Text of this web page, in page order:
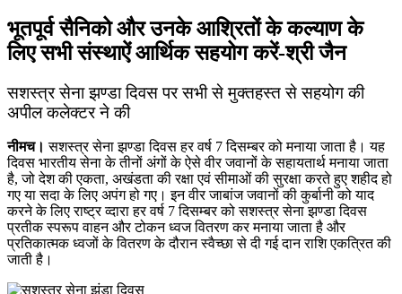
भूतपूर्व सैनिको और उनके आश्रितों के कल्‍याण के
लिए सभी संस्‍थाऐं आर्थिक सहयोग करें-श्री जैन
सशस्‍त्र सेना झण्‍डा दिवस पर सभी से मुक्‍तहस्‍त से सहयोग की
अपील कलेक्‍टर ने की
नीमच। सशस्‍त्र सेना झण्‍डा दिवस हर वर्ष 7 दिसम्‍बर को मनाया जाता है। यह
दिवस भारतीय सेना के तीनों अंगों के ऐसे वीर जवानों के सहायतार्थ मनाया जाता
है, जो देश की एकता, अखंडता की रक्षा एवं सीमाओं की सुरक्षा करते हुए शहीद हो
गए या सदा के लिए अपंग हो गए। इन वीर जाबांज जवानों की कुर्बानी को याद
करने के लिए राष्‍ट्र व्‍दारा हर वर्ष 7 दिसम्‍बर को सशस्‍त्र सेना झण्‍डा दिवस
प्रतीक स्‍परूप वाहन और टोकन ध्‍वज वितरण कर मनाया जाता है और
प्रतिकात्‍मक ध्‍वजों के वितरण के दौरान स्‍वैच्‍छा से दी गई दान राशि एकत्रित की
जाती है।